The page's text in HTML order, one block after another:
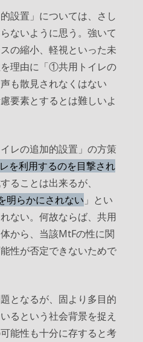
設置」については、さし
ないように思う。強いて
の縮小、軽視といった未
理由に「①共用トイレの
も散見されなくはない
要素とするとは難しいよ
レの追加的設置」の方策
を利用するのを目撃され
ることは出来るが、
明らかにされない 」とい
ない。何故ならば、共用
から、当該MtFの性に関
性が否定できないためで
となるが、固より多目的
るという社会背景を捉え
能性も十分に存すると考